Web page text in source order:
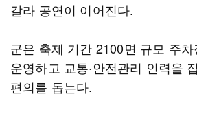
갈라 공연이 이어진다.
군은 축제 기간 2100면 규모 주
운영하고 교통·안전관리 인력을
편의를 돕는다.